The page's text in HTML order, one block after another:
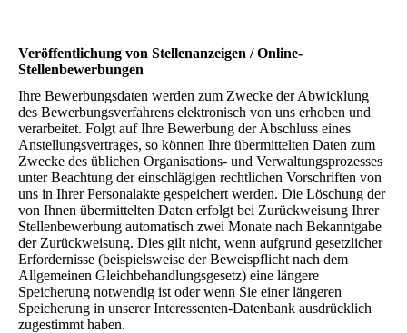
Veröffentlichung von Stellenanzeigen / Online-
Stellenbewerbungen
Ihre Bewerbungsdaten werden zum Zwecke der Abwicklung
des Bewerbungsverfahrens elektronisch von uns erhoben und
verarbeitet. Folgt auf Ihre Bewerbung der Abschluss eines
Anstellungsvertrages, so können Ihre übermittelten Daten zum
Zwecke des üblichen Organisations- und Verwaltungsprozesses
unter Beachtung der einschlägigen rechtlichen Vorschriften von
uns in Ihrer Personalakte gespeichert werden. Die Löschung der
von Ihnen übermittelten Daten erfolgt bei Zurückweisung Ihrer
Stellenbewerbung automatisch zwei Monate nach Bekanntgabe
der Zurückweisung. Dies gilt nicht, wenn aufgrund gesetzlicher
Erfordernisse (beispielsweise der Beweispflicht nach dem
Allgemeinen Gleichbehandlungsgesetz) eine längere
Speicherung notwendig ist oder wenn Sie einer längeren
Speicherung in unserer Interessenten-Datenbank ausdrücklich
zugestimmt haben.